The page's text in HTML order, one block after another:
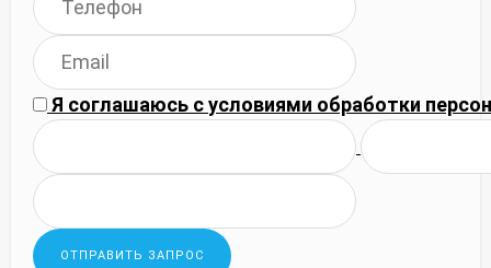
Я соглашаюсь сусловиями обработки